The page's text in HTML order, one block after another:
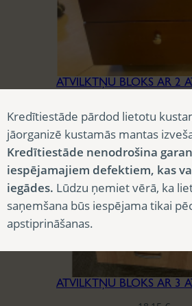
ATVILKTŅU BLOKS AR 2
ATVILKTŅU BLOKS AR 3
Kredītiestāde pārdod lietotu
jāorganizē kustamās mantas
Kredītiestāde nenodrošina
iespējamajiem defektiem, kas
iegādes. Lūdzu ņemiet vērā, ka
saņemšana būs iespējama tikai
apstiprināšanas.